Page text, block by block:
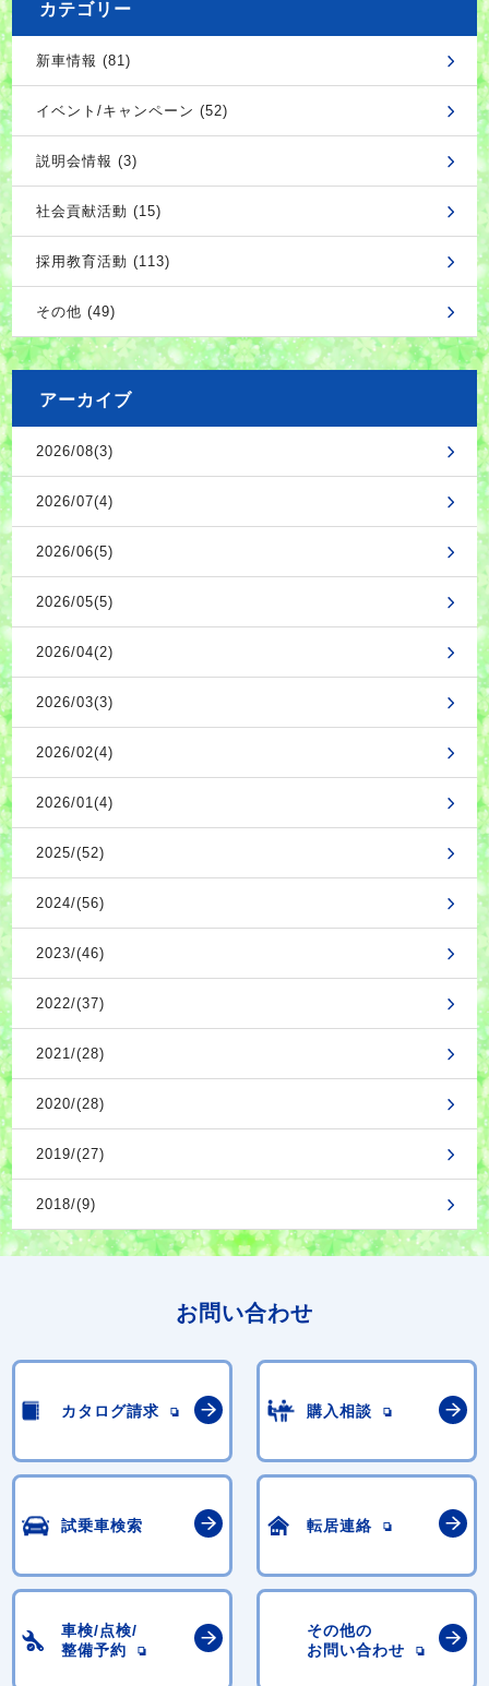
カテゴリー
新車情報 (81)
イベント/キャンペーン (52)
説明会情報 (3)
社会貢献活動 (15)
採用教育活動 (113)
その他 (49)
アーカイブ
2026/08(3)
2026/07(4)
2026/06(5)
2026/05(5)
2026/04(2)
2026/03(3)
2026/02(4)
2026/01(4)
2025/(52)
2024/(56)
2023/(46)
2022/(37)
2021/(28)
2020/(28)
2019/(27)
2018/(9)
お問い合わせ
カタログ請求 購入相談
試乗車検索 転居連絡
車検/点検/
整備予約
その他の
お問い合わせ